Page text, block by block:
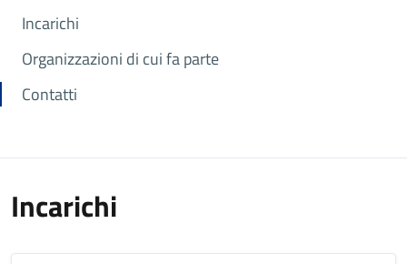
Incarichi
Organizzazioni di cui fa parte
Contatti
Incarichi